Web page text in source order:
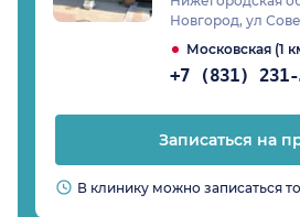
Новгород, ул
Московская (1
Записаться на
В клинику можно записаться